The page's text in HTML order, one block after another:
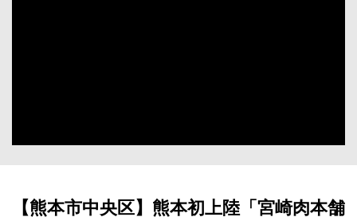
【熊本市中央区】熊本初上陸「宮崎肉本舗